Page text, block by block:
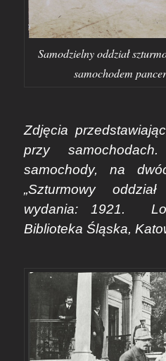
Samodzielny oddział
samochodem
Zdjęcia
przy
samochody, na
„Szturmowy
wydania: 1921.
Biblioteka Śląska,